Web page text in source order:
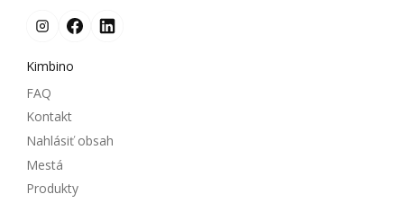
Kimbino
FAQ
Kontakt
Nahlásiť obsah
Mestá
Produkty